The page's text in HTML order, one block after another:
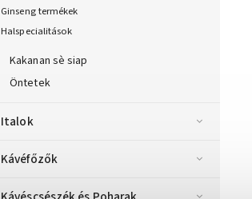
Ginseng termékek
Halspecialitások
Kakanan sè siap
Öntetek
Italok
Kávéfőzők